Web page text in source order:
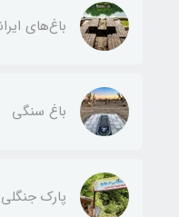
باغ‌های
باغ سنگی
پارک